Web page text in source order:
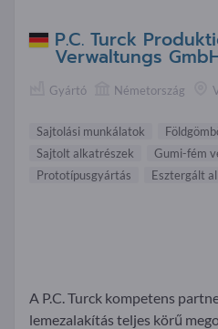
P.C. Turck
Verwaltungs
Gyártó Németország
Sajtolási munkálatok
Sajtolt alkatrészek
Gumi-fém
Prototípusgyártás
Esztergált
A P.C. Turck kompetens
lemezalakítás teljes körű